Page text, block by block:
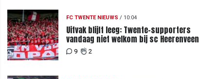
FC TWENTE NIEUWS / 10:04
Uitvak blijft leeg: Twente-supporters
vandaag niet welkom bij sc Heerenveen
9 2